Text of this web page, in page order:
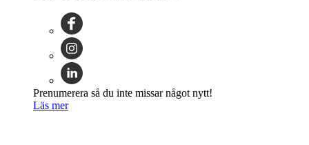
Prenumerera så du inte missar något nytt!
Läs mer